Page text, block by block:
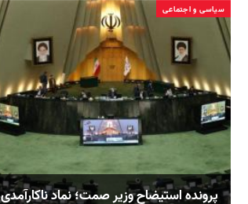
سیاسی و اجتماعی
پرونده استیضاح وزیر صمت؛ نماد ناکارآمدی